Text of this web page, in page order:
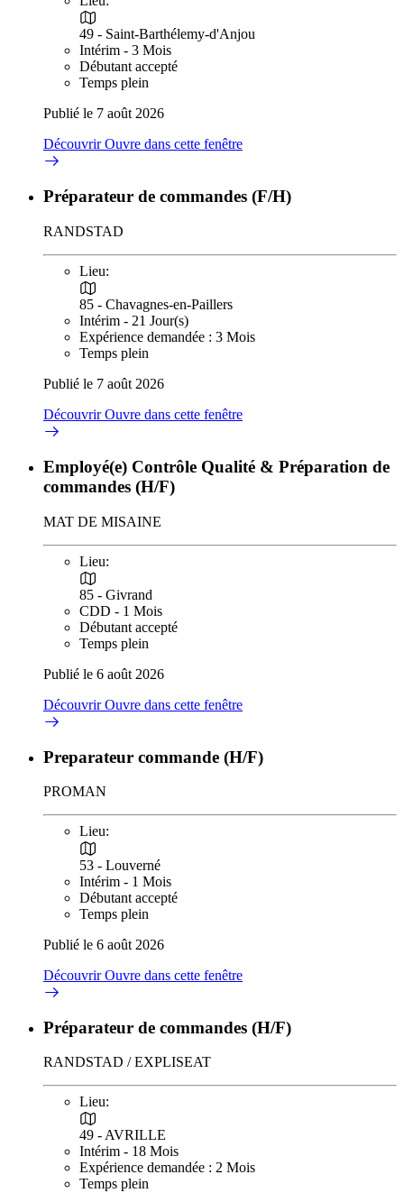
49 - Saint-Barthélemy-d'Anjou
Intérim - 3 Mois
Débutant accepté
Temps plein
Publié le 7 août 2026
DécouvrirOuvre dans cette fenêtre
Préparateur de commandes (F/H)
RANDSTAD
Lieu:
85 - Chavagnes-en-Paillers
Intérim - 21 Jour(s)
Expérience demandée : 3 Mois
Temps plein
Publié le 7 août 2026
DécouvrirOuvre dans cette fenêtre
Employé(e) Contrôle Qualité & Préparation de
commandes (H/F)
MAT DE MISAINE
Lieu:
85 - Givrand
CDD - 1 Mois
Débutant accepté
Temps plein
Publié le 6 août 2026
DécouvrirOuvre dans cette fenêtre
Preparateur commande (H/F)
PROMAN
Lieu:
53 - Louverné
Intérim - 1 Mois
Débutant accepté
Temps plein
Publié le 6 août 2026
DécouvrirOuvre dans cette fenêtre
Préparateur de commandes (H/F)
RANDSTAD / EXPLISEAT
Lieu:
49 - AVRILLE
Intérim - 18 Mois
Expérience demandée : 2 Mois
Temps plein